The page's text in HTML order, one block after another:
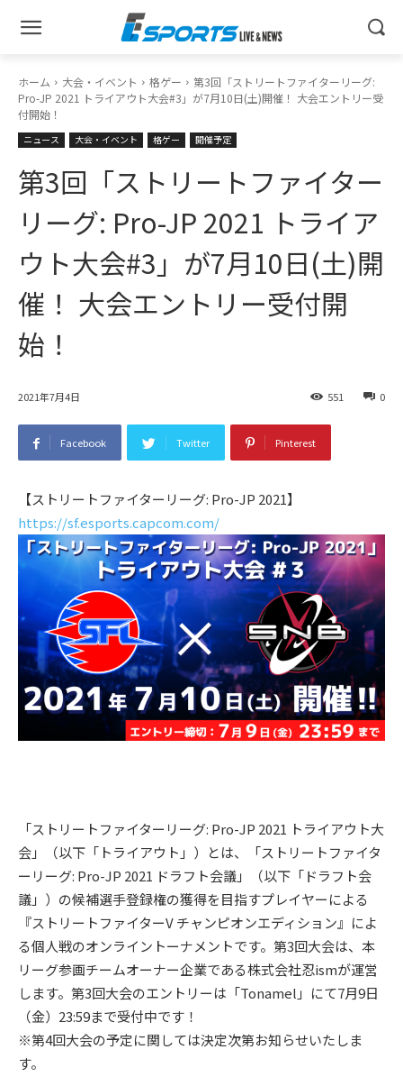
ホーム 大会・イベント 格ゲー
第3回「ストリートファイターリーグ:
Pro-JP 2021 トライアウト大会#3」が7月10日(土)開催！ 大会エントリー受
付開始！
ニュース 大会・イベント 格ゲー 開催予定
第3回「ストリートファイター
リーグ: Pro-JP 2021 トライア
ウト大会#3」が7月10日(土)開
催！ 大会エントリー受付開
始！
2021年7月4日 0
551
Facebook Twitter Pinterest
【ストリートファイターリーグ: Pro-JP 2021】
https://sf.esports.capcom.com/
「ストリートファイターリーグ: Pro-JP 2021 トライアウト大
会」（以下「トライアウト」）とは、「ストリートファイタ
ーリーグ: Pro-JP 2021 ドラフト会議」（以下「ドラフト会
議」）の候補選手登録権の獲得を目指すプレイヤーによる
『ストリートファイターV チャンピオンエディション』によ
る個人戦のオンライントーナメントです。第3回大会は、本
リーグ参画チームオーナー企業である株式会社忍ismが運営
します。第3回大会のエントリーは「Tonamel」にて7月9日
（金）23:59まで受付中です！
※第4回大会の予定に関しては決定次第お知らせいたしま
す。